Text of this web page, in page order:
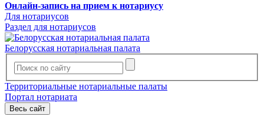
Онлайн-запись на прием к нотариусу
Для нотариусов
Раздел для нотариусов
Белорусская нотариальная палата
Территориальные нотариальные палаты
Портал нотариата
Весь сайт